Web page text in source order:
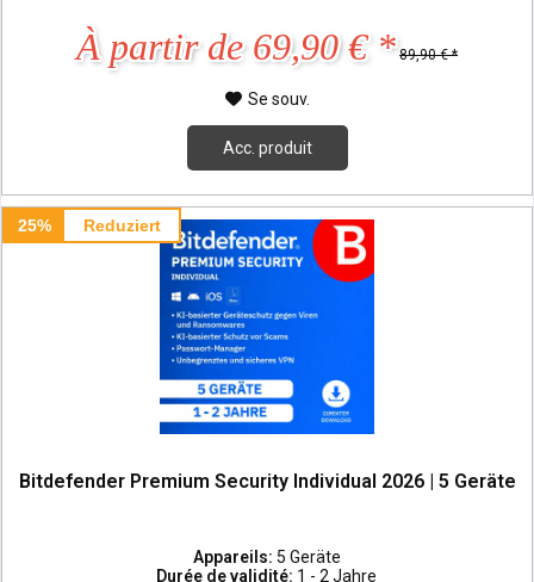
À partir de 69,90 € * 89,90 € *
Se souv.
Acc. produit
25% Reduziert
Bitdefender Premium Security Individual 2026 | 5 Geräte
Appareils: 5 Geräte
Durée de validité: 1 - 2 Jahre